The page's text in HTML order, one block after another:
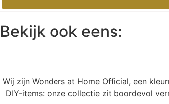
Bekijk ook eens:
Wij zijn Wonders at Home Official, een
DIY-items: onze collectie zit boordevol